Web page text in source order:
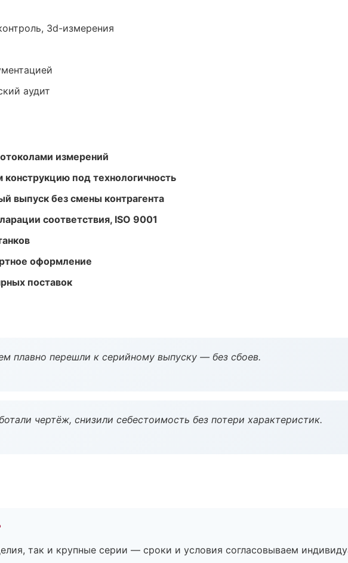
3d-измерения
аудит
измерений
под технологичность
выпуск без смены контрагента
соответствия, ISO 9001
оформление
поставок
плавно перешли к серийному выпуску — без сбоев.
чертёж, снизили себестоимость без потери характеристик.
так и крупные серии — сроки и условия согласовываем